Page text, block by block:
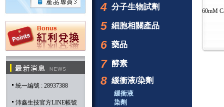
統一編號 : 28937388
沛鑫生技官方LINE帳號
4 分子生物試劑
5 細胞相關產品
6 藥品
7 酵素
8 緩衝液/染劑
緩衝液
染劑
60mM